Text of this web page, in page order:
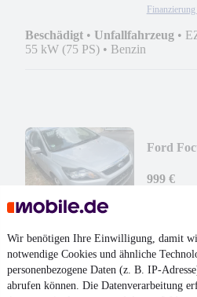
Wir benötigen Ihre Einwilligung, damit
notwendige Cookies und ähnliche
personenbezogene Daten (z. B. IP-
abrufen können. Die Datenverarbeitung
Finanzierung
Beschädigt • Unfallfahrzeug •
55 kW (75 PS) • Benzin
Ford
999 €
¹MwSt. ausweisbar